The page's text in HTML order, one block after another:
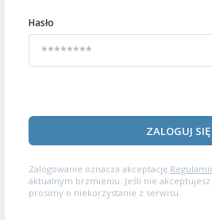
Hasło
ZALOGUJ SIĘ
Zalogowanie oznacza akceptację
aktualnym brzmieniu. Jeśli nie akceptujesz
prosimy o niekorzystanie z serwisu.